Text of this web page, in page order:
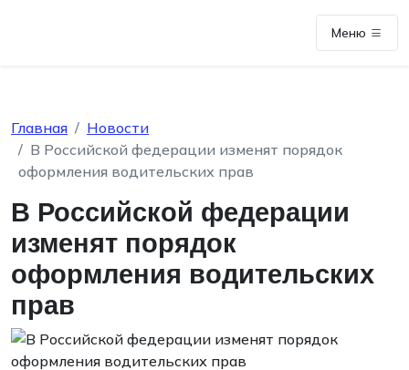
Меню
Главная
Новости
В Российской федерации изменят порядок
оформления водительских прав
В Российской федерации
изменят порядок
оформления водительских
прав